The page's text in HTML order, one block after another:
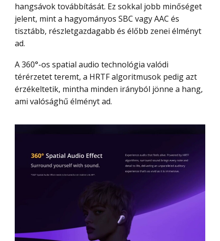
hangsávok továbbítását. Ez sokkal jobb minőséget
jelent, mint a hagyományos SBC vagy AAC és
tisztább, részletgazdagabb és élőbb zenei élményt
ad.
A 360°-os spatial audio technológia valódi
térérzetet teremt, a HRTF algoritmusok pedig azt
érzékeltetik, mintha minden irányból jönne a hang,
ami valósághű élményt ad.